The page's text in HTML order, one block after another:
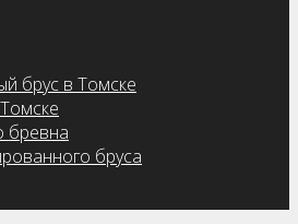
брус в Томске
бревна
бруса